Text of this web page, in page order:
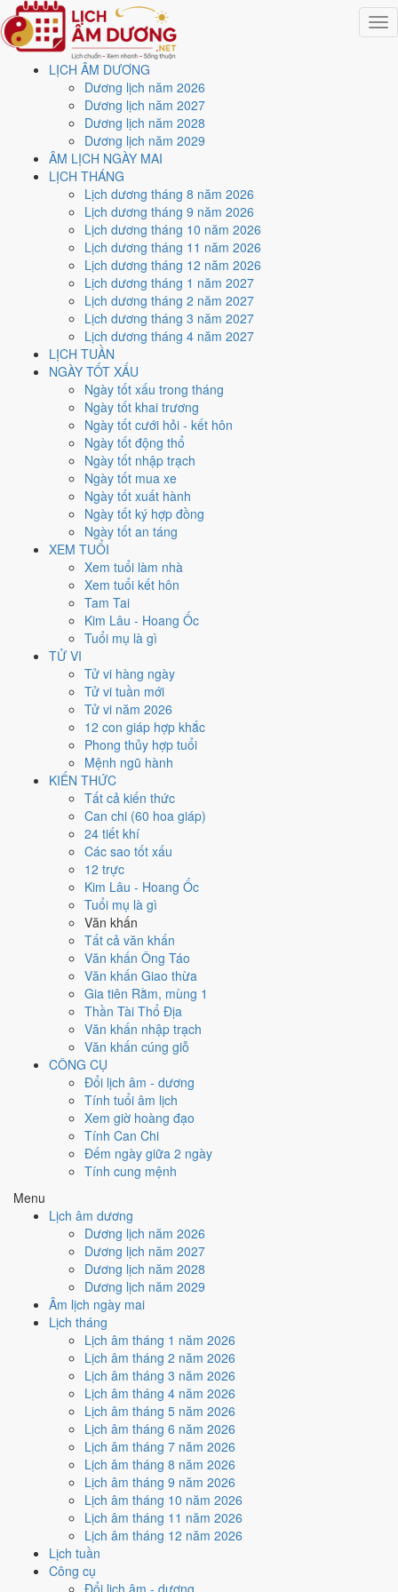
LỊCH ÂM DƯƠNG
Dương lịch năm 2026
Dương lịch năm 2027
Dương lịch năm 2028
Dương lịch năm 2029
ÂM LỊCH NGÀY MAI
LỊCH THÁNG
Lịch dương tháng 8 năm 2026
Lịch dương tháng 9 năm 2026
Lịch dương tháng 10 năm 2026
Lịch dương tháng 11 năm 2026
Lịch dương tháng 12 năm 2026
Lịch dương tháng 1 năm 2027
Lịch dương tháng 2 năm 2027
Lịch dương tháng 3 năm 2027
Lịch dương tháng 4 năm 2027
LỊCH TUẦN
NGÀY TỐT XẤU
Ngày tốt xấu trong tháng
Ngày tốt khai trương
Ngày tốt cưới hỏi - kết hôn
Ngày tốt động thổ
Ngày tốt nhập trạch
Ngày tốt mua xe
Ngày tốt xuất hành
Ngày tốt ký hợp đồng
Ngày tốt an táng
XEM TUỔI
Xem tuổi làm nhà
Xem tuổi kết hôn
Tam Tai
Kim Lâu - Hoang Ốc
Tuổi mụ là gì
TỬ VI
Tử vi hàng ngày
Tử vi tuần mới
Tử vi năm 2026
12 con giáp hợp khắc
Phong thủy hợp tuổi
Mệnh ngũ hành
KIẾN THỨC
Tất cả kiến thức
Can chi (60 hoa giáp)
24 tiết khí
Các sao tốt xấu
12 trực
Kim Lâu - Hoang Ốc
Tuổi mụ là gì
Văn khấn
Tất cả văn khấn
Văn khấn Ông Táo
Văn khấn Giao thừa
Gia tiên Rằm, mùng 1
Thần Tài Thổ Địa
Văn khấn nhập trạch
Văn khấn cúng giỗ
CÔNG CỤ
Đổi lịch âm - dương
Tính tuổi âm lịch
Xem giờ hoàng đạo
Tính Can Chi
Đếm ngày giữa 2 ngày
Tính cung mệnh
Menu
Lịch âm dương
Dương lịch năm 2026
Dương lịch năm 2027
Dương lịch năm 2028
Dương lịch năm 2029
Âm lịch ngày mai
Lịch tháng
Lịch âm tháng 1 năm 2026
Lịch âm tháng 2 năm 2026
Lịch âm tháng 3 năm 2026
Lịch âm tháng 4 năm 2026
Lịch âm tháng 5 năm 2026
Lịch âm tháng 6 năm 2026
Lịch âm tháng 7 năm 2026
Lịch âm tháng 8 năm 2026
Lịch âm tháng 9 năm 2026
Lịch âm tháng 10 năm 2026
Lịch âm tháng 11 năm 2026
Lịch âm tháng 12 năm 2026
Lịch tuần
Công cụ
Đổi lịch âm - dương
Trang chủ
Lịch năm 2011
Tháng 4/2011
Ngày 26/4/2011 (Tân Hợi)
Xem ngày26/4/2011
lịch - Ngày 24/3 âm lịch
(Tân Hợi) tốt hay xấu?
Ngày 26/4/2011 dương lịch (Thứ Ba) là ngày 24/3/2011 âm lịch
Tân Hợi- Can sinh Chi, Trực Nguy, Sao Vỹ, nạp âm Thoa
Xuyến Kim. Tổng hòa, đây làNgày Cát với điểm trung bình
các việc quan trọng. Giờ Hoàng Đạo trong ngày:
Mùi, Tuất, Hợi.
Ngày Dương
Tháng 4 năm 2011
Tháng 3 âm năm 2011
Tiết Cốc Vũ
Mậu Tý
Tân Mão
Ngày Tân Hợi có TrựcNguy(ngày nguy hiểm, đầy biến động) nhưng
Ngọc Đường hoàng đạo
nên đây là Ngày Cát, thuận lợi cho các việc quan trọng.
Mão, Mùi, Dầnhợp ngày; tuổi
Ngày 26/4/2011 tốt hay xấu cho
việc gì?
Ngày 26/4/2011 đạt6.7/10 trung bình cho 7 việc chính: cao nhất là
Cưới hỏi - đính hôn (8/10)
. Trực Nguy (ngày nguy hiểm, đầy biến động) nhưng gặp Sao
Ngọc Đường hoàng đạo nên điểm từng việc chênh nhau như bảng
Cưới hỏi - đính hôn
Rất tốt
Cưới hỏi - đính hôn hôm nay ở
Vỹ và Ngày Hoàng Đạo.
Cách tính ngày tốt
Khai trương - mở cửa hàng
8 /10Rất tốt
Khai trương - mở cửa hàng hôm nay ở
Sao Vỹ và Ngày Hoàng Đạo
Cách tính ngày tốt
Ký hợp đồng - giao ước
Trung bình
Ký hợp đồng - giao ước hôm nay ở
hợp
điểm.
Cách tính ngày tốt
Động thổ - khởi công
Trung bình
Động thổ - khởi công hôm nay ở
hợpSao Vỹ và Ngày Hoàng Đạo
điểm.
Cách tính ngày tốt
Nhập trạch - vào nhà mới
Rất tốt
Nhập trạch - vào nhà mới hôm nay ở
Sao Vỹ và Ngày Hoàng Đạo.
Cách tính ngày tốt
Mua xe - tậu xe
Trung bình
Mua xe - tậu xe hôm nay ởmức trung bình (5/10)
Vỹ và Ngày Hoàng Đạo , nhưng Trực Nguy kéo giảm điểm.
Cách tính ngày tốt
✈️
Xuất hành - đi xa
Rất tốt